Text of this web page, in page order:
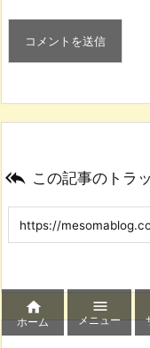
 この記事のトラ

ホーム

メニュー